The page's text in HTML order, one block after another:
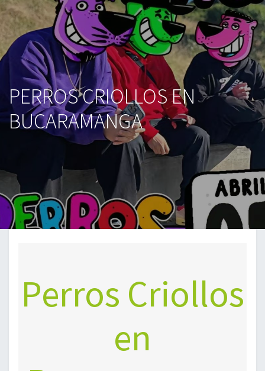
PERROS CRIOLLOS EN
BUCARAMANGA
Perros Criollos
en